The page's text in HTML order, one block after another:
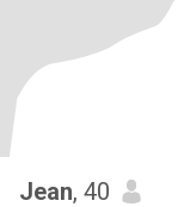
Jean, 40